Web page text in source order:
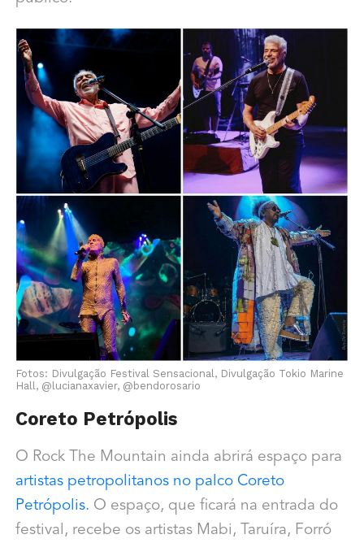
Fotos: Divulgação Festival Sensacional, Divulgação Tokio Marine
Hall, @lucianaxavier, @bendorosario
Coreto Petrópolis
O Rock The Mountain ainda abrirá espaço para
artistas petropolitanos no palco Coreto
Petrópolis. O espaço, que ficará na entrada do
festival, recebe os artistas Mabi, Taruíra, Forró